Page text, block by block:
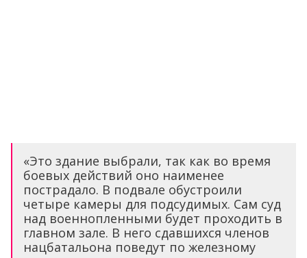
«Это здание выбрали, так как во время
боевых действий оно наименее
пострадало. В подвале обустроили
четыре камеры для подсудимых. Сам суд
над военнопленными будет проходить в
главном зале. В него сдавшихся членов
нацбатальона поведут по железному